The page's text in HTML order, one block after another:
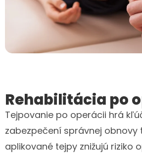
Rehabilitácia po
Tejpovanie po operácii hrá
zabezpečení správnej obnovy
aplikované tejpy znižujú riziko